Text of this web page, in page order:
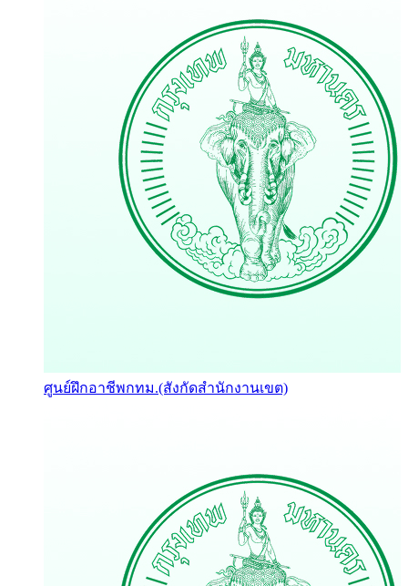
ศูนย์ฝึกอาชีพกทม.(สังกัดสำนักงานเขต)